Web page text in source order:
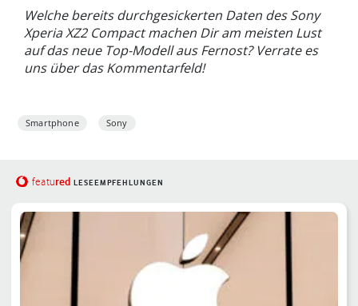
Welche bereits durchgesickerten Daten des Sony
Xperia XZ2 Compact machen Dir am meisten Lust
auf das neue Top-Modell aus Fernost? Verrate es
uns über das Kommentarfeld!
Smartphone Sony
featured LESEEMPFEHLUNGEN